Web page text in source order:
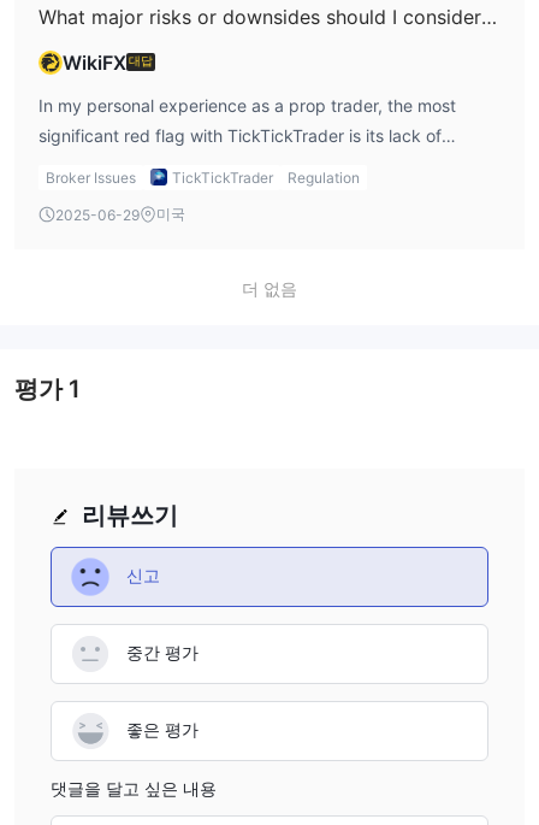
details—particularly if they operate without regulatory
I would not rely on the expectation of immediate
withdrawals from TickTickTrader, and I always recommend
confirming withdrawal procedures directly with customer
histories and proper regulatory credentials. For me, a
cautious, well-verified approach is essential when
prepared to provide a valid government-issued photo ID
address, like a recent utility bill or bank statement.
Occasionally, they may ask for additional verification
documents to comply with anti-money laundering
protocols or for enhanced due diligence, although being
will be as robust as regulated firms’. Based on what I’ve
support—via the provided email or phone number—before
operates without regulatory oversight, I never assume that
processes will be as transparent or standardized as well-
What major risks or downsides should I consider before choosing TickTickTrader?
WikiFX대답
In my personal experience as a prop trader, the most
significant red flag with TickTickTrader is its lack of
regulatory oversight. For me, dealing with an unregulated
positive features are offered. According to official records,
valid regulatory license, which means there’s no
firms—regulation acts as a fundamental safeguard for my
deposits and trading capital. Without it, I’m exposed to
despite offering proprietary trading technology and
seemingly competitive fees, TickTickTrader’s business is
marked as carrying a high potential risk by rating
stands out. As someone who relies on testing platforms
and conditions before committing real funds, not having
this option limits my ability to fully assess execution quality
or compatibility with my trading style. Lastly, while
TickTickTrader positions itself as community-driven and
provides live support, a single positive user review isn’t
Broker Issues TickTickTrader Regulation
2025-06-29 미국
더 없음
리뷰쓰기
신고
중간 평가
좋은 평가
댓글을 달고 싶은 내용
평가1